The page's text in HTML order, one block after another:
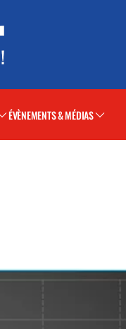
ÉVÈNEMENTS & MÉDIAS